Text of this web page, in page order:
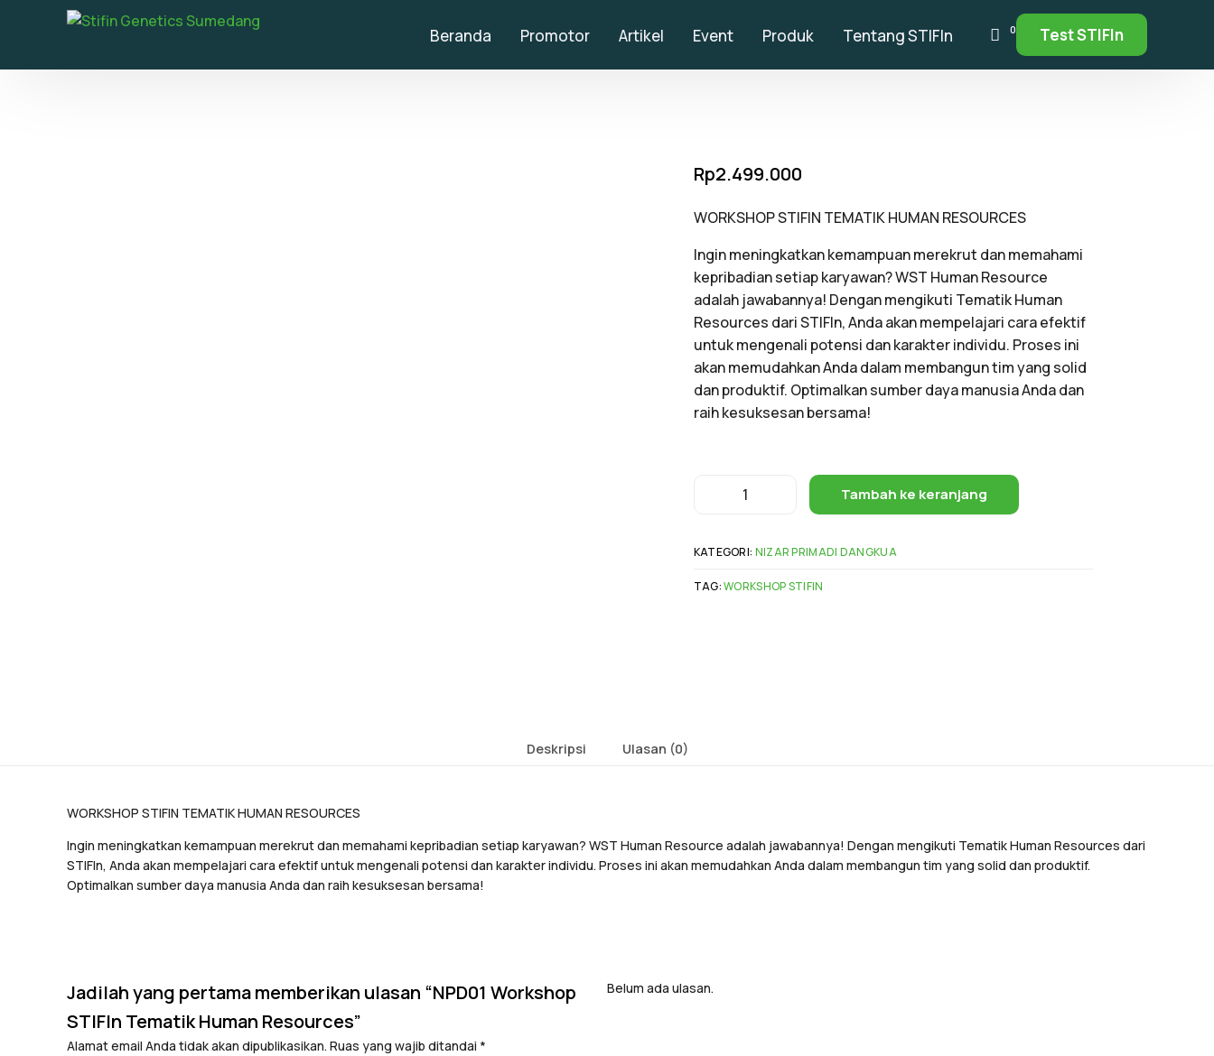
Beranda Promotor Artikel Event Produk Tentang STIFIn 0 Test STIFIn
Rp2.499.000
WORKSHOP STIFIN TEMATIK HUMAN RESOURCES
Ingin meningkatkan kemampuan merekrut dan memahami
kepribadian setiap karyawan? WST Human Resource
adalah jawabannya! Dengan mengikuti Tematik Human
Resources dari STIFIn, Anda akan mempelajari cara efektif
untuk mengenali potensi dan karakter individu. Proses ini
akan memudahkan Anda dalam membangun tim yang solid
dan produktif. Optimalkan sumber daya manusia Anda dan
raih kesuksesan bersama!
Tambah ke keranjang
KATEGORI: NIZAR PRIMADI DANGKUA
TAG:WORKSHOP STIFIN
Deskripsi Ulasan (0)
WORKSHOP STIFIN TEMATIK HUMAN RESOURCES
Ingin meningkatkan kemampuan merekrut dan memahami kepribadian setiap karyawan? WST Human Resource adalah jawabannya! Dengan mengikuti Tematik Human Resources dari
STIFIn, Anda akan mempelajari cara efektif untuk mengenali potensi dan karakter individu. Proses ini akan memudahkan Anda dalam membangun tim yang solid dan produktif.
Optimalkan sumber daya manusia Anda dan raih kesuksesan bersama!
Belum ada ulasan.
Jadilah yang pertama memberikan ulasan “NPD01 Workshop
STIFIn Tematik Human Resources”
Alamat email Anda tidak akan dipublikasikan. Ruas yang wajib ditandai *